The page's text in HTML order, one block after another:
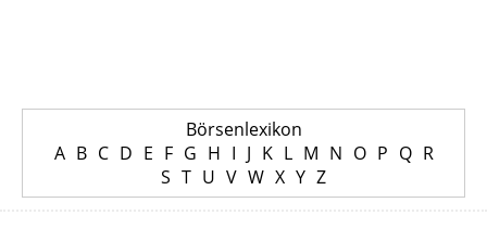
Börsenlexikon
A B C D E F G H I J K L M N O P Q R
S T U V W X Y Z